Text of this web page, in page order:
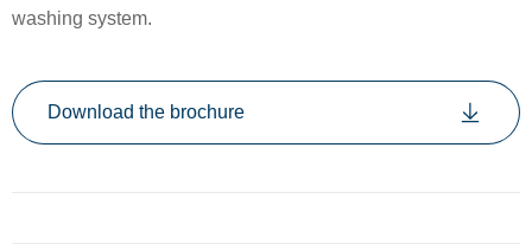
washing system.
Download the brochure